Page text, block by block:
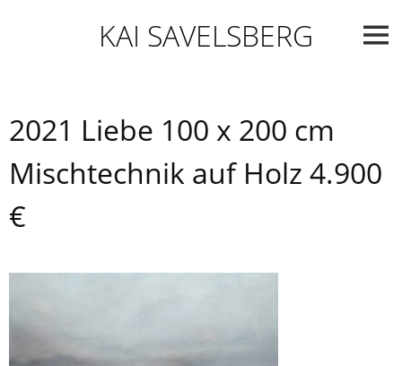
KAI SAVELSBERG
2021 Liebe 100 x 200 cm
Mischtechnik auf Holz 4.900
€